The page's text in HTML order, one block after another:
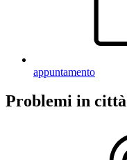
appuntamento
Problemi in città